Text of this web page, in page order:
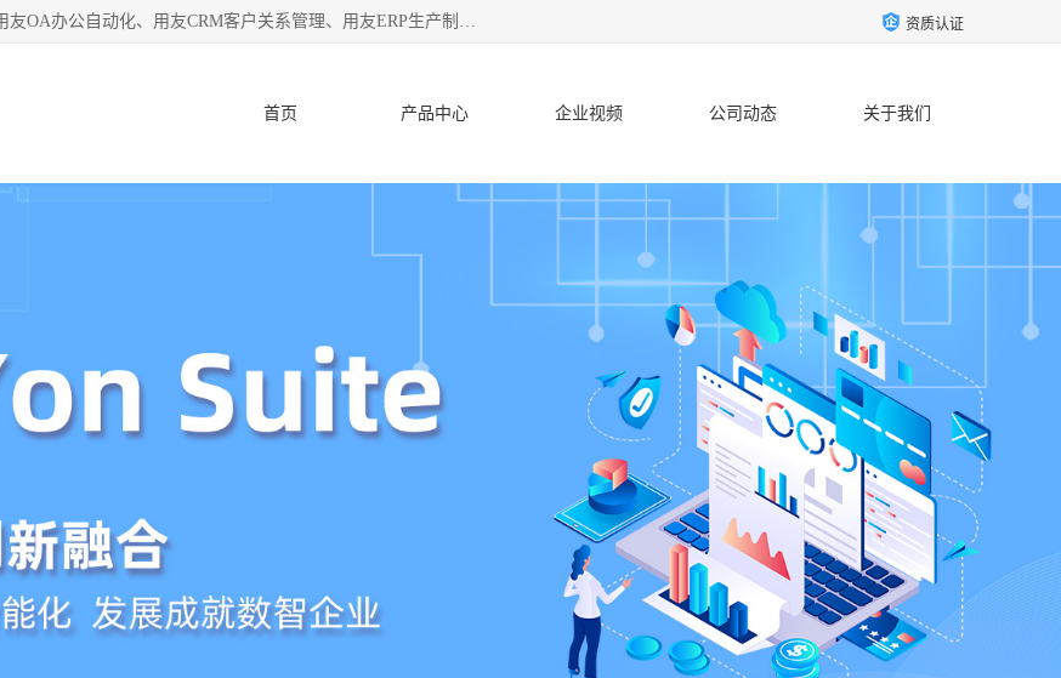
杭州协友软件有限公司主营：用友财务软件、用友进销存软件、用友OA办公自动化、用友CRM客户关系管理、用友ERP生产制造管理等;是一家用友管理软件咨询服务商。自创立至今，一直致力于为客户提供顾问式ERP管理解决方案务，为企业提供了财务管理、供应链和物流管理、生产制造管理、管理、知识与协同管理、客户关系管理等信息化建设领域的应用。 资质认证
首页 产品中心 企业视频 公司动态 关于我们